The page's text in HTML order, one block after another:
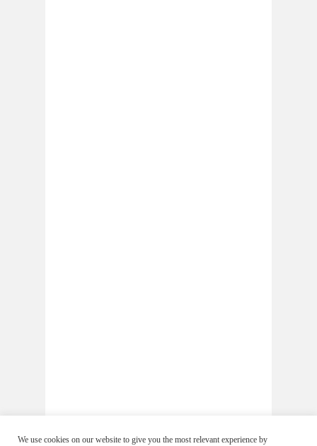
We use cookies on our website to give you the most relevant experience by